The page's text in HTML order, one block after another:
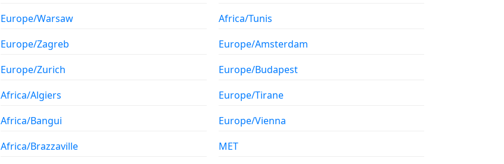
Europe/Warsaw
Europe/Zagreb
Europe/Zurich
Africa/Algiers
Africa/Bangui
Africa/Brazzaville
Africa/Tunis
Europe/Amsterdam
Europe/Budapest
Europe/Tirane
Europe/Vienna
MET